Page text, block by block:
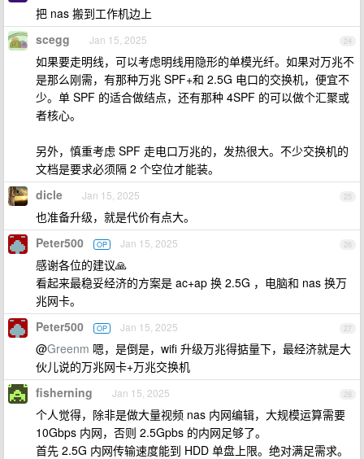
把 nas 搬到工作机边上
24
scegg Jan 15, 2025
如果要走明线，可以考虑明线用隐形的单模光纤。如果对万兆不
是那么刚需，有那种万兆 SPF+和 2.5G 电口的交换机，便宜不
少。单 SPF 的适合做结点，还有那种 4SPF 的可以做个汇聚或
者核心。
另外，慎重考虑 SPF 走电口万兆的，发热很大。不少交换机的
文档是要求必须隔 2 个空位才能装。
25
dicle Jan 15, 2025
也准备升级，就是代价有点大。
26
Peter500 OP Jan 15, 2025
感谢各位的建议🙏
看起来最稳妥经济的方案是 ac+ap 换 2.5G ，电脑和 nas 换万
兆网卡。
27
Peter500 OP Jan 15, 2025
@Greenm 嗯，是倒是，wifi 升级万兆得掂量下，最经济就是大
伙儿说的万兆网卡+万兆交换机
28
fisherning Jan 15, 2025
个人觉得，除非是做大量视频 nas 内网编辑，大规模运算需要
10Gbps 内网，否则 2.5Gpbs 的内网足够了。
首先 2.5G 内网传输速度能到 HDD 单盘上限。绝对满足需求。